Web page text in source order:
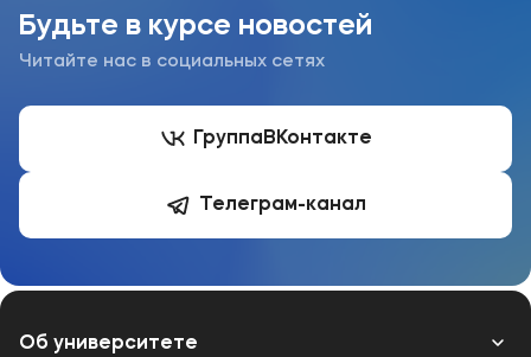
Будьте в курсе новостей
Читайте нас в социальных сетях
Группа ВКонтакте
Телеграм-канал
Об университете